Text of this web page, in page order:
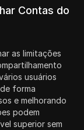
Contas do
as limitações
usuários
forma
e melhorando
podem
superior sem